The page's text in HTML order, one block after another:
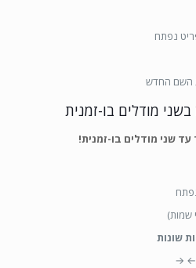
נפתח
השם החדש
מודלים בו-זמנית
שני מודלים בו-זמנית!
שמות)
שונות
← →